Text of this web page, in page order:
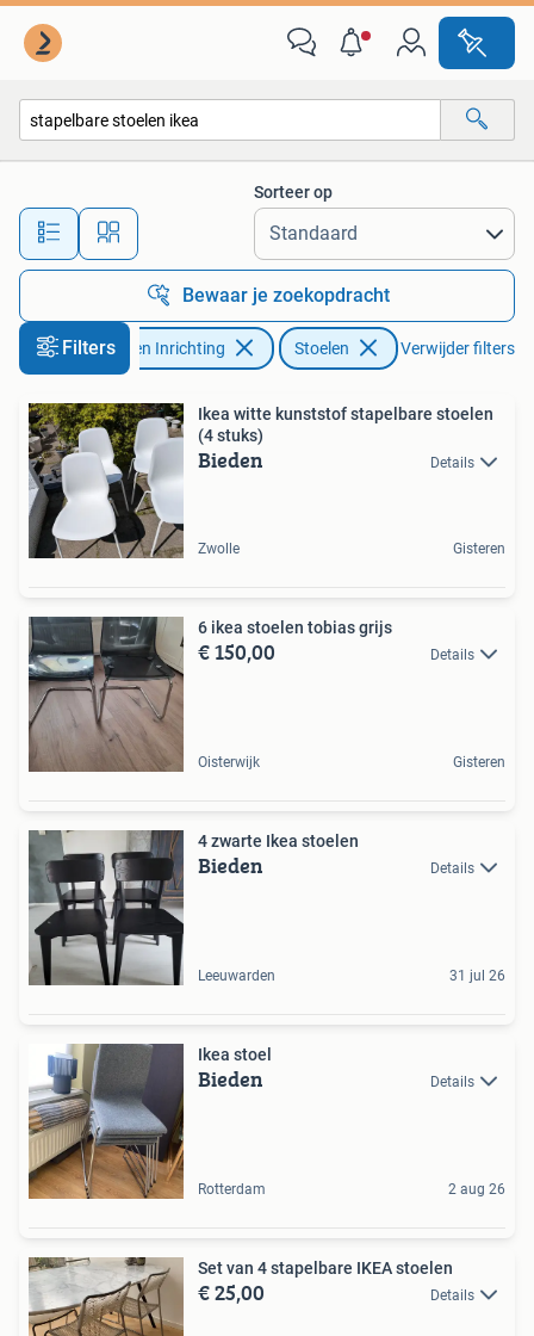
Alle afstanden…
Sorteer op
Bewaar je zoekopdracht
FiltersHuis en Inrichting Stoelen Verwijder filters
Ikea witte kunststof stapelbare stoelen
(4 stuks)
Bieden Details
Zwolle Gisteren
6 ikea stoelen tobias grijs
€ 150,00 Details
Oisterwijk Gisteren
4 zwarte Ikea stoelen
Bieden Details
Leeuwarden 31 jul 26
Ikea stoel
Bieden Details
Rotterdam 2 aug 26
Set van 4 stapelbare IKEA stoelen
€ 25,00 Details